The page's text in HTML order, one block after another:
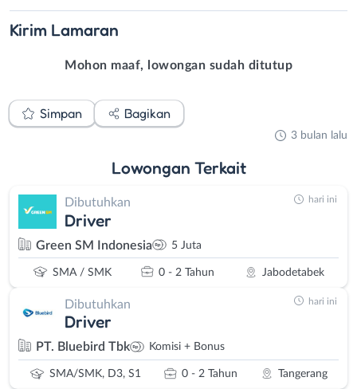
Kirim Lamaran
Mohon maaf, lowongan sudah ditutup
Simpan Bagikan
3 bulan lalu
Lowongan Terkait
Dibutuhkan
Driver
Green SM Indonesia 5 Juta
SMA / SMK 0 - 2 Tahun Jabodetabek
hari ini
Dibutuhkan
Driver
PT. Bluebird Tbk Komisi + Bonus
SMA/SMK, D3, S1 0 - 2 Tahun Tangerang
hari ini